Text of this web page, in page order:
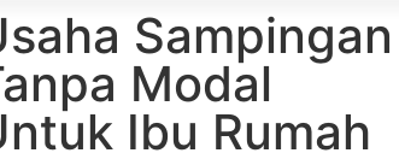
Sampingan
Modal
Ibu Rumah